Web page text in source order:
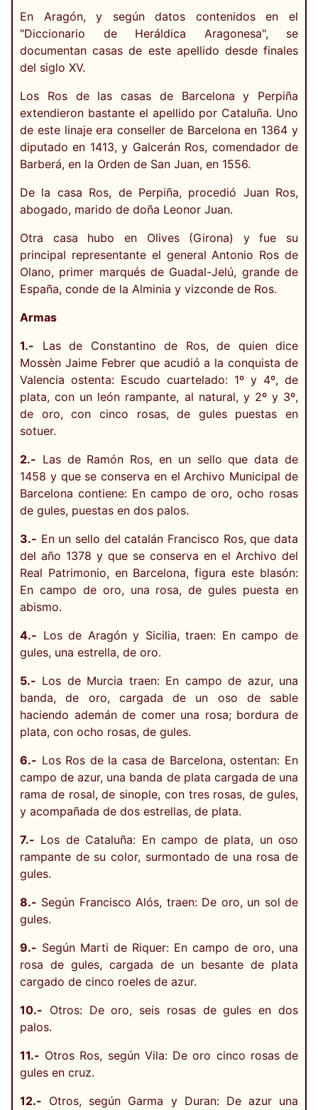
En Aragón, y según datos contenidos en el
"Diccionario de Heráldica Aragonesa", se
documentan casas de este apellido desde finales
del siglo XV.
Los Ros de las casas de Barcelona y Perpiña
extendieron bastante el apellido por Cataluña. Uno
de este linaje era conseller de Barcelona en 1364 y
diputado en 1413, y Galcerán Ros, comendador de
Barberá, en la Orden de San Juan, en 1556.
De la casa Ros, de Perpiña, procedió Juan Ros,
abogado, marido de doña Leonor Juan.
Otra casa hubo en Olives (Girona) y fue su
principal representante el general Antonio Ros de
Olano, primer marqués de Guadal-Jelú, grande de
España, conde de la Alminia y vizconde de Ros.
Armas
1.- Las de Constantino de Ros, de quien dice
Mossèn Jaime Febrer que acudió a la conquista de
Valencia ostenta: Escudo cuartelado: 1º y 4º, de
plata, con un león rampante, al natural, y 2º y 3º,
de oro, con cinco rosas, de gules puestas en
sotuer.
2.- Las de Ramón Ros, en un sello que data de
1458 y que se conserva en el Archivo Municipal de
Barcelona contiene: En campo de oro, ocho rosas
de gules, puestas en dos palos.
3.- En un sello del catalán Francisco Ros, que data
del año 1378 y que se conserva en el Archivo del
Real Patrimonio, en Barcelona, figura este blasón:
En campo de oro, una rosa, de gules puesta en
abismo.
4.- Los de Aragón y Sicilia, traen: En campo de
gules, una estrella, de oro.
5.- Los de Murcia traen: En campo de azur, una
banda, de oro, cargada de un oso de sable
haciendo ademán de comer una rosa; bordura de
plata, con ocho rosas, de gules.
6.- Los Ros de la casa de Barcelona, ostentan: En
campo de azur, una banda de plata cargada de una
rama de rosal, de sinople, con tres rosas, de gules,
y acompañada de dos estrellas, de plata.
7.- Los de Cataluña: En campo de plata, un oso
rampante de su color, surmontado de una rosa de
gules.
8.- Según Francisco Alós, traen: De oro, un sol de
gules.
9.- Según Marti de Riquer: En campo de oro, una
rosa de gules, cargada de un besante de plata
cargado de cinco roeles de azur.
10.- Otros: De oro, seis rosas de gules en dos
palos.
11.- Otros Ros, según Vila: De oro cinco rosas de
gules en cruz.
12.- Otros, según Garma y Duran: De azur una